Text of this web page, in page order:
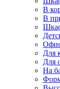
В
В
Для
Для
На